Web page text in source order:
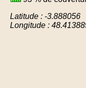
Latitude : -3.888056
Longitude :